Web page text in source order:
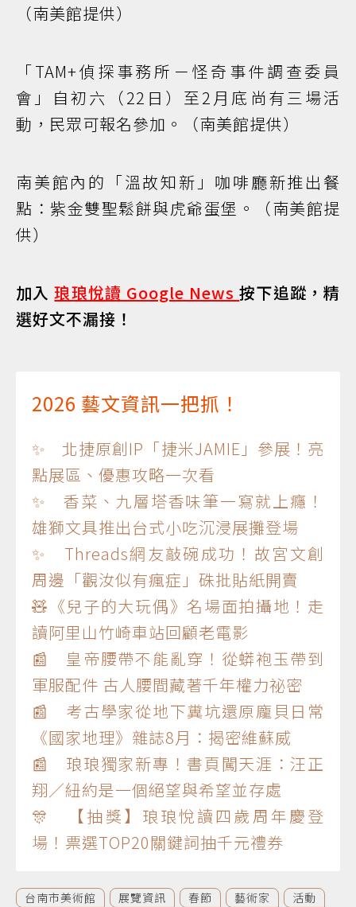
（南美館提供）
「TAM+偵探事務所－怪奇事件調查委員
會」自初六（22日）至2月底尚有三場活
動，民眾可報名參加。（南美館提供）
南美館內的「溫故知新」咖啡廳新推出餐
點：紫金雙聖鬆餅與虎爺蛋堡。（南美館提
供）
加入琅琅悅讀 Google News按下追蹤，精
選好文不漏接！
2026 藝文資訊一把抓！
✨ 北捷原創IP「捷米JAMIE」參展！亮
點展區、優惠攻略一次看
✨ 香菜、九層塔香味筆一寫就上癮！
雄獅文具推出台式小吃沉浸展攤登場
✨ Threads網友敲碗成功！故宮文創
周邊「觀汝似有瘋症」硃批貼紙開賣
🧸《兒子的大玩偶》名場面拍攝地！走
讀阿里山竹崎車站回顧老電影
📰 皇帝腰帶不能亂穿！從蟒袍玉帶到
軍服配件 古人腰間藏著千年權力祕密
📰 考古學家從地下糞坑還原龐貝日常
《國家地理》雜誌8月：揭密維蘇威
📰 琅琅獨家新專！書頁闖天涯：汪正
翔／紐約是一個絕望與希望並存處
🎊 【抽獎】琅琅悅讀四歲周年慶登
場！票選TOP20關鍵詞抽千元禮券
台南市美術館 展覽資訊 春節 藝術家
活動